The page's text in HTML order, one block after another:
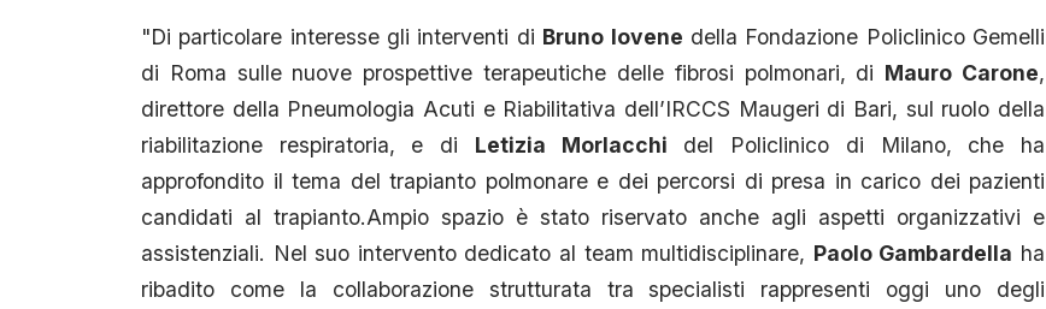
"Di particolare interesse gli interventi di Bruno Iovene della Fondazione Policlinico Gemelli
di Roma sulle nuove prospettive terapeutiche delle fibrosi polmonari, di Mauro Carone,
direttore della Pneumologia Acuti e Riabilitativa dell’IRCCS Maugeri di Bari, sul ruolo della
riabilitazione respiratoria, e di Letizia Morlacchi del Policlinico di Milano, che ha
approfondito il tema del trapianto polmonare e dei percorsi di presa in carico dei pazienti
candidati al trapianto.Ampio spazio è stato riservato anche agli aspetti organizzativi e
assistenziali. Nel suo intervento dedicato al team multidisciplinare, Paolo Gambardella ha
ribadito come la collaborazione strutturata tra specialisti rappresenti oggi uno degli